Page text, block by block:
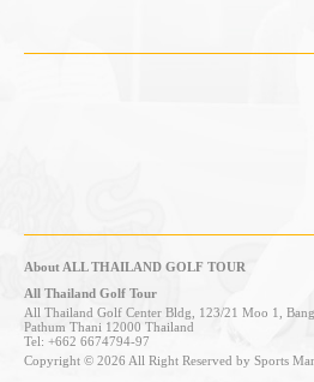
About ALL THAILAND GOLF TOUR
All Thailand Golf Tour
All Thailand Golf Center Bldg, 123/21 Moo 1,
Pathum Thani 12000 Thailand
Tel: +662 6674794-97
Copyright © 2026 All Right Reserved by Sports